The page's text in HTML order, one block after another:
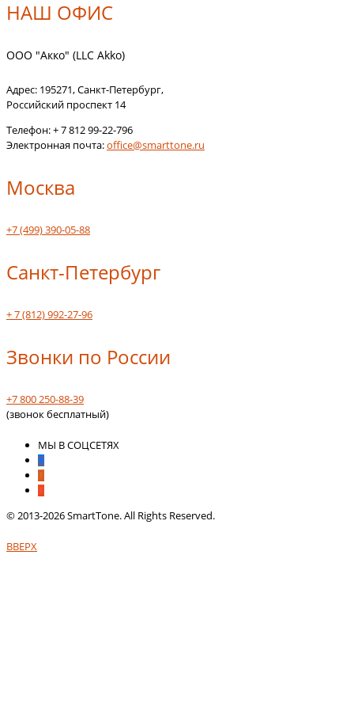
НАШ ОФИС
ООО "Акко" (LLC Akko)
Адрес: 195271,Санкт-Петербург,
Российский проспект 14
Телефон:+ 7 812 99-22-796
Электронная почта:office@smarttone.ru
Москва
+7 (499) 390-05-88
Санкт-Петербург
+ 7 (812) 992-27-96
Звонки по России
+7 800 250-88-39
(звонок бесплатный)
МЫ В СОЦСЕТЯХ
© 2013-2026 SmartTone. All Rights Reserved.
ВВЕРХ